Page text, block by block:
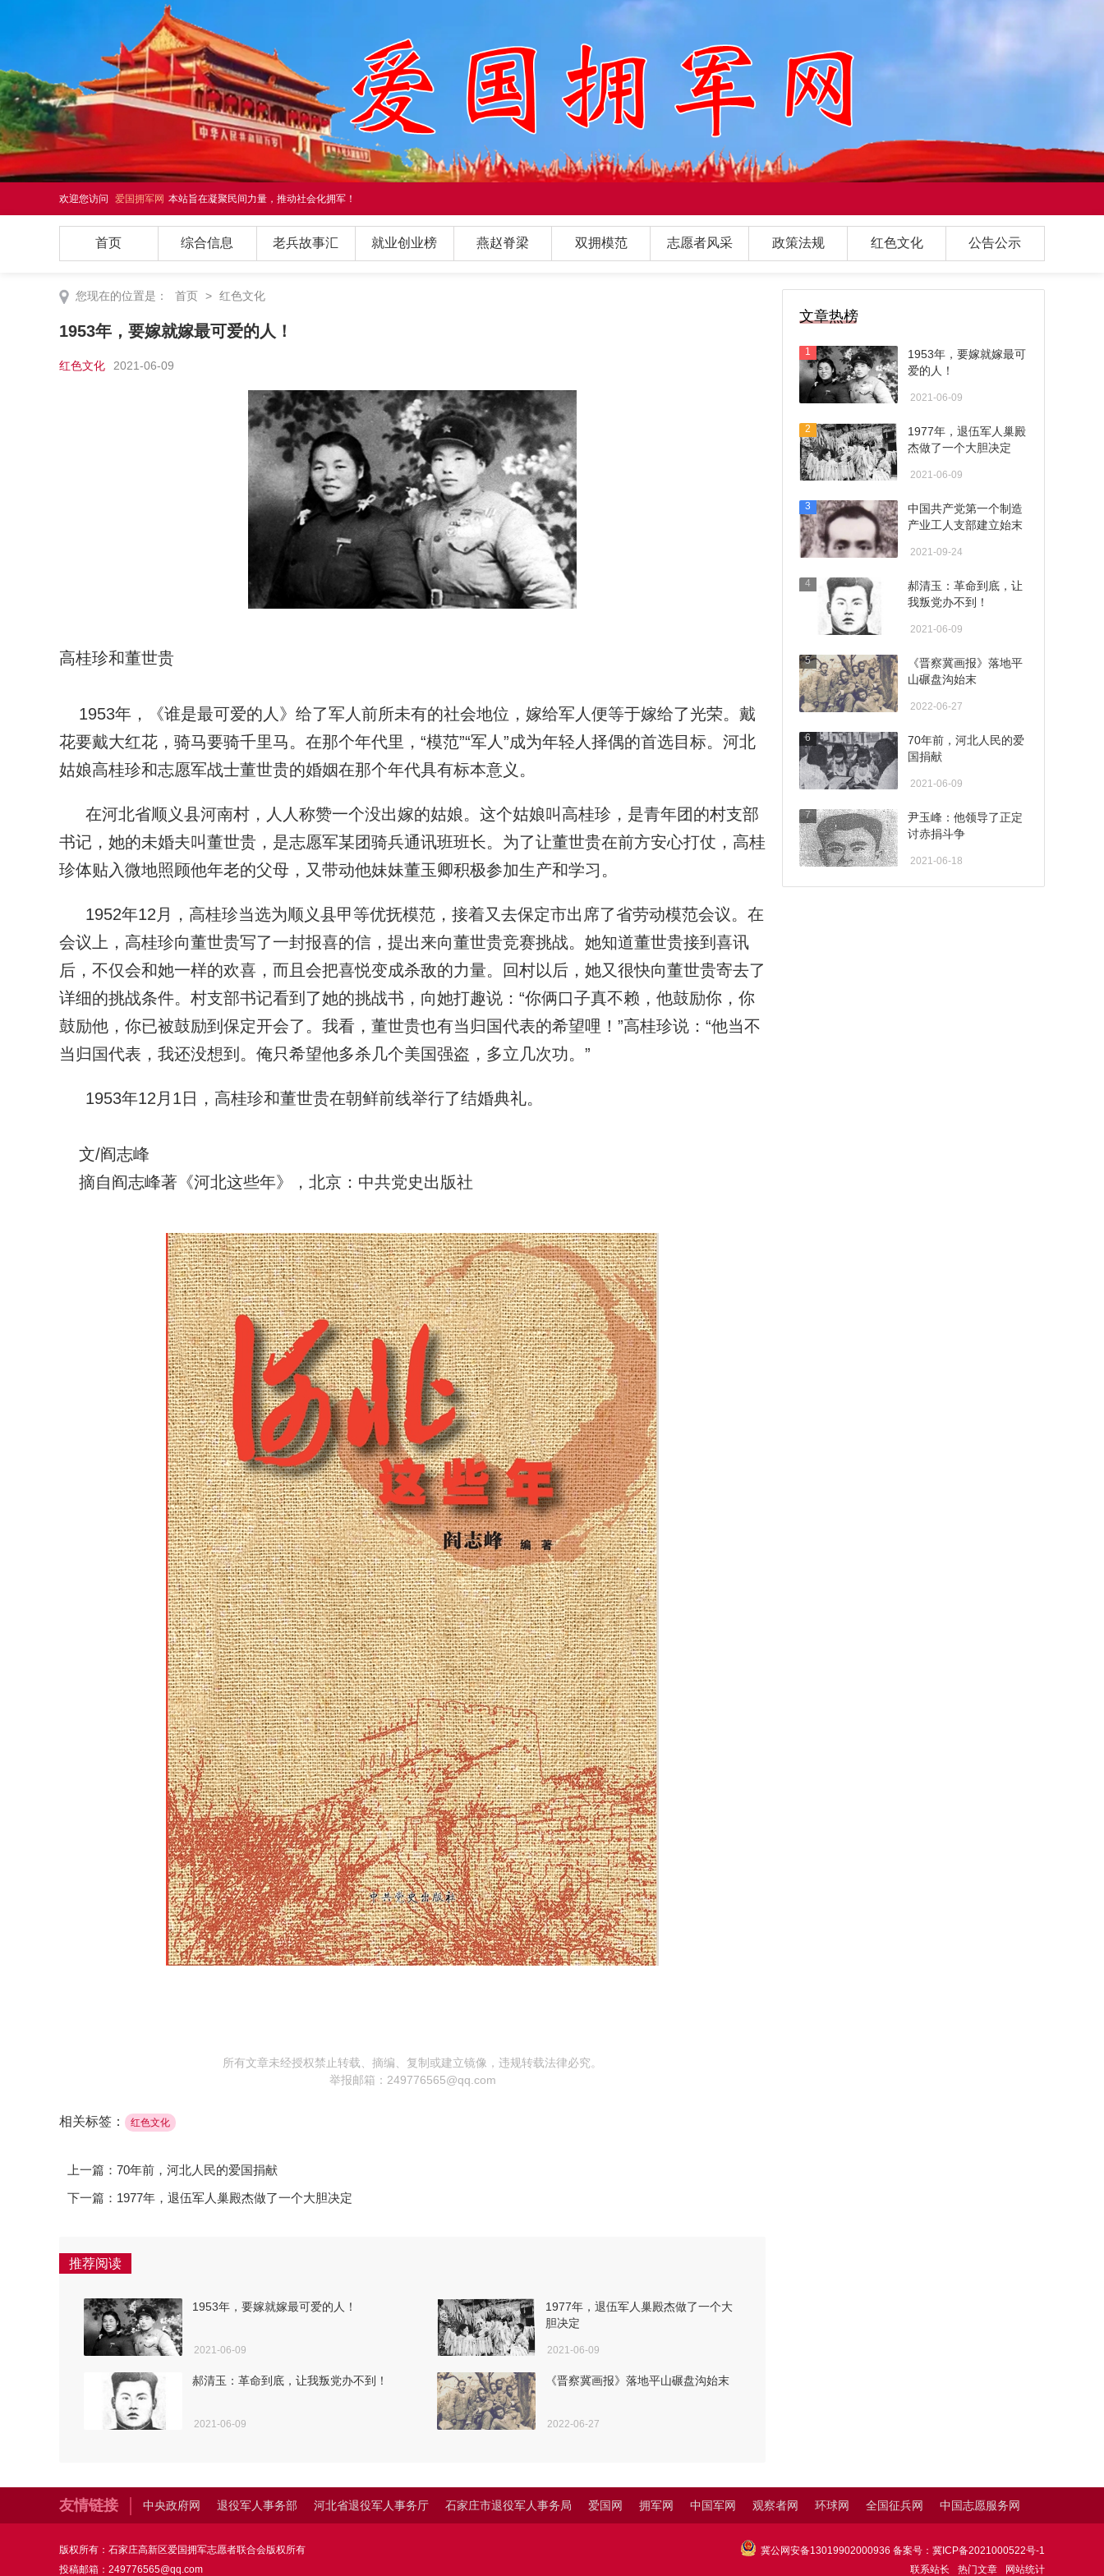
欢迎您访问 爱国拥军网 本站旨在凝聚民间力量，推动社会化拥军！
首页 综合信息 老兵故事汇 就业创业榜 燕赵脊梁 双拥模范 志愿者风采 政策法规 红色文化 公告公示
您现在的位置是： 首页 > 红色文化
1953年，要嫁就嫁最可爱的人！
红色文化 2021-06-09
高桂珍和董世贵
1953年，《谁是最可爱的人》给了军人前所未有的社会地位，嫁给军人便等于嫁给了光荣。戴
花要戴大红花，骑马要骑千里马。在那个年代里，“模范”“军人”成为年轻人择偶的首选目标。河北
姑娘高桂珍和志愿军战士董世贵的婚姻在那个年代具有标本意义。
在河北省顺义县河南村，人人称赞一个没出嫁的姑娘。这个姑娘叫高桂珍，是青年团的村支部
书记，她的未婚夫叫董世贵，是志愿军某团骑兵通讯班班长。为了让董世贵在前方安心打仗，高桂
珍体贴入微地照顾他年老的父母，又带动他妹妹董玉卿积极参加生产和学习。
1952年12月，高桂珍当选为顺义县甲等优抚模范，接着又去保定市出席了省劳动模范会议。在
会议上，高桂珍向董世贵写了一封报喜的信，提出来向董世贵竞赛挑战。她知道董世贵接到喜讯
后，不仅会和她一样的欢喜，而且会把喜悦变成杀敌的力量。回村以后，她又很快向董世贵寄去了
详细的挑战条件。村支部书记看到了她的挑战书，向她打趣说：“你俩口子真不赖，他鼓励你，你
鼓励他，你已被鼓励到保定开会了。我看，董世贵也有当归国代表的希望哩！”高桂珍说：“他当不
当归国代表，我还没想到。俺只希望他多杀几个美国强盗，多立几次功。”
1953年12月1日，高桂珍和董世贵在朝鲜前线举行了结婚典礼。
文/阎志峰
摘自阎志峰著《河北这些年》，北京：中共党史出版社
所有文章未经授权禁止转载、摘编、复制或建立镜像，违规转载法律必究。
举报邮箱： 249776565@qq.com
相关标签： 红色文化
上一篇：70年前，河北人民的爱国捐献
下一篇：1977年，退伍军人巢殿杰做了一个大胆决定
推荐阅读
1953年，要嫁就嫁最可爱的人！
2021-06-09
1977年，退伍军人巢殿杰做了一个大
胆决定
2021-06-09
郝清玉：革命到底，让我叛党办不到！
2021-06-09
《晋察冀画报》落地平山碾盘沟始末
2022-06-27
文章热榜
1
1953年，要嫁就嫁最可
爱的人！
2021-06-09
2
1977年，退伍军人巢殿
杰做了一个大胆决定
2021-06-09
3
中国共产党第一个制造
产业工人支部建立始末
2021-09-24
4
郝清玉：革命到底，让
我叛党办不到！
2021-06-09
5
《晋察冀画报》落地平
山碾盘沟始末
2022-06-27
6
70年前，河北人民的爱
国捐献
2021-06-09
7
尹玉峰：他领导了正定
讨赤捐斗争
2021-06-18
友情链接 中央政府网 退役军人事务部 河北省退役军人事务厅 石家庄市退役军人事务局 爱国网 拥军网 中国军网 观察者网 环球网 全国征兵网 中国志愿服务网
版权所有：石家庄高新区爱国拥军志愿者联合会版权所有
投稿邮箱：249776565@qq.com
冀公网安备13019902000936 备案号： 冀ICP备2021000522号-1
联系站长
热门文章 网站统计